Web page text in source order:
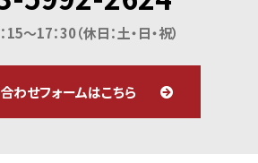
15～17：30（休日：土・日・祝）
わせフォームはこちら